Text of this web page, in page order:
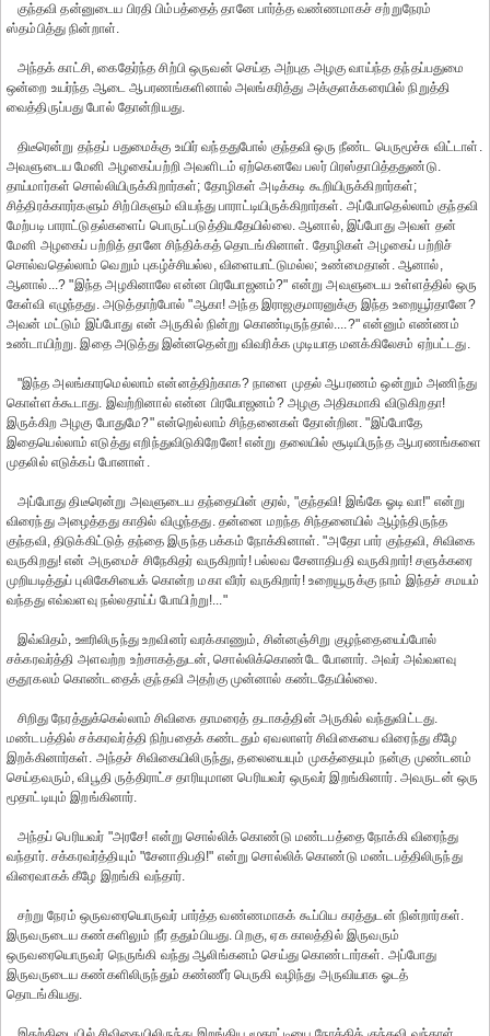
குந்தவி தன்னுடைய பிரதி பிம்பத்தைத் தானே பார்த்த வண்ணமாகச் சற்றுநேரம்
ஸ்தம்பித்து நின்றாள்.
அந்தக் காட்சி, கைதேர்ந்த சிற்பி ஒருவன் செய்த அற்புத அழகு வாய்ந்த தந்தப்பதுமை
ஒன்றை உயர்ந்த ஆடை ஆபரணங்களினால் அலங்கரித்து அக்குளக்கரையில் நிறுத்தி
வைத்திருப்பது போல் தோன்றியது.
திடீரென்று தந்தப் பதுமைக்கு உயிர் வந்ததுபோல் குந்தவி ஒரு நீண்ட பெருமூச்சு விட்டாள்.
அவளுடைய மேனி அழகைப்பற்றி அவளிடம் ஏற்கெனவே பலர் பிரஸ்தாபித்ததுண்டு.
தாய்மார்கள் சொல்லியிருக்கிறார்கள்; தோழிகள் அடிக்கடி கூறியிருக்கிறார்கள்;
சித்திரக்காரர்களும் சிற்பிகளும் வியந்து பாராட்டியிருக்கிறார்கள். அப்போதெல்லாம் குந்தவி
மேற்படி பாராட்டுதல்களைப் பொருட்படுத்தியதேயில்லை. ஆனால், இப்போது அவள் தன்
மேனி அழகைப் பற்றித் தானே சிந்திக்கத் தொடங்கினாள். தோழிகள் அழகைப் பற்றிச்
சொல்வதெல்லாம் வெறும் புகழ்ச்சியல்ல, விளையாட்டுமல்ல; உண்மைதான். ஆனால்,
ஆனால்...? "இந்த அழகினாலே என்ன பிரயோஜனம்?" என்று அவளுடைய உள்ளத்தில் ஒரு
கேள்வி எழுந்தது. அடுத்தாற்போல் "ஆகா! அந்த இராஜகுமாரனுக்கு இந்த உறையூர்தானே?
அவன் மட்டும் இப்போது என் அருகில் நின்று கொண்டிருந்தால்....?" என்னும் எண்ணம்
உண்டாயிற்று. இதை அடுத்து இன்னதென்று விவரிக்க முடியாத மனக்கிலேசம் ஏற்பட்டது.
"இந்த அலங்காரமெல்லாம் என்னத்திற்காக? நாளை முதல் ஆபரணம் ஒன்றும் அணிந்து
கொள்ளக்கூடாது. இவற்றினால் என்ன பிரயோஜனம்? அழகு அதிகமாகி விடுகிறதா!
இருக்கிற அழகு போதுமே?" என்றெல்லாம் சிந்தனைகள் தோன்றின. "இப்போதே
இதையெல்லாம் எடுத்து எறிந்துவிடுகிறேனே! என்று தலையில் சூடியிருந்த ஆபரணங்களை
முதலில் எடுக்கப் போனாள்.
அப்போது திடீரென்று அவளுடைய தந்தையின் குரல், "குந்தவி! இங்கே ஓடி வா!" என்று
விரைந்து அழைத்தது காதில் விழுந்தது. தன்னை மறந்த சிந்தனையில் ஆழ்ந்திருந்த
குந்தவி, திடுக்கிட்டுத் தந்தை இருந்த பக்கம் நோக்கினாள். "அதோ பார் குந்தவி, சிவிகை
வருகிறது! என் அருமைச் சிநேகிதர் வருகிறார்! பல்லவ சேனாதிபதி வருகிறார்! சளுக்கரை
முறியடித்துப் புலிகேசியைக் கொன்ற மகா வீரர் வருகிறார்! உறையூருக்கு நாம் இந்தச் சமயம்
வந்தது எவ்வளவு நல்லதாய்ப் போயிற்று!..."
இவ்விதம், ஊரிலிருந்து உறவினர் வரக்காணும், சின்னஞ்சிறு குழந்தையைப்போல்
சக்கரவர்த்தி அளவற்ற உற்சாகத்துடன், சொல்லிக்கொண்டே போனார். அவர் அவ்வளவு
குதூகலம் கொண்டதைக் குந்தவி அதற்கு முன்னால் கண்டதேயில்லை.
சிறிது நேரத்துக்கெல்லாம் சிவிகை தாமரைத் தடாகத்தின் அருகில் வந்துவிட்டது.
மண்டபத்தில் சக்கரவர்த்தி நிற்பதைக் கண்டதும் ஏவலாளர் சிவிகையை விரைந்து கீழே
இறக்கினார்கள். அந்தச் சிவிகையிலிருந்து, தலையையும் முகத்தையும் நன்கு முண்டனம்
செய்தவரும், விபூதி ருத்திராட்ச தாரியுமான பெரியவர் ஒருவர் இறங்கினார். அவருடன் ஒரு
மூதாட்டியும் இறங்கினார்.
அந்தப் பெரியவர் "அரசே! என்று சொல்லிக் கொண்டு மண்டபத்தை நோக்கி விரைந்து
வந்தார். சக்கரவர்த்தியும் "சேனாதிபதி!" என்று சொல்லிக் கொண்டு மண்டபத்திலிருந்து
விரைவாகக் கீழே இறங்கி வந்தார்.
சற்று நேரம் ஒருவரையொருவர் பார்த்த வண்ணமாகக் கூப்பிய கரத்துடன் நின்றார்கள்.
இருவருடைய கண்களிலும் நீர் ததும்பியது. பிறகு, ஏக காலத்தில் இருவரும்
ஒருவரையொருவர் நெருங்கி வந்து ஆலிங்கனம் செய்து கொண்டார்கள். அப்போது
இருவருடைய கண்களிலிருந்தும் கண்ணீர் பெருகி வழிந்து அருவியாக ஓடத்
தொடங்கியது.